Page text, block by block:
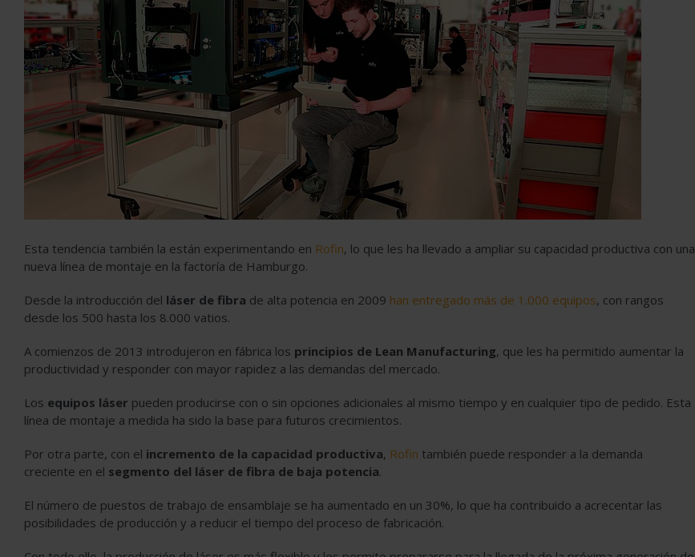
Esta tendencia también la están experimentando en Rofin, lo que les ha llevado a ampliar su capacidad productiva con una
nueva línea de montaje en la factoría de Hamburgo.
Desde la introducción del láser de fibra de alta potencia en 2009 han entregado más de 1.000 equipos, con rangos
desde los 500 hasta los 8.000 vatios.
A comienzos de 2013 introdujeron en fábrica los principios de Lean Manufacturing, que les ha permitido aumentar la
productividad y responder con mayor rapidez a las demandas del mercado.
Los equipos láser pueden producirse con o sin opciones adicionales al mismo tiempo y en cualquier tipo de pedido. Esta
línea de montaje a medida ha sido la base para futuros crecimientos.
Por otra parte, con el incremento de la capacidad productiva, Rofin también puede responder a la demanda
creciente en el segmento del láser de fibra de baja potencia.
El número de puestos de trabajo de ensamblaje se ha aumentado en un 30%, lo que ha contribuido a acrecentar las
posibilidades de producción y a reducir el tiempo del proceso de fabricación.